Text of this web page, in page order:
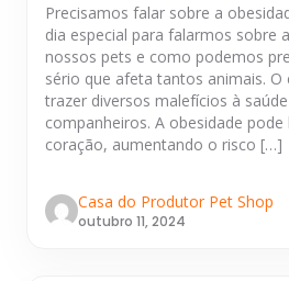
Precisamos falar sobre a
dia especial para falarmos sobre
nossos pets e como podemos
sério que afeta tantos animais. O
trazer diversos malefícios à
companheiros. A obesidade
coração, aumentando o risco […]
Casa do Produtor Pet Shop
outubro 11, 2024